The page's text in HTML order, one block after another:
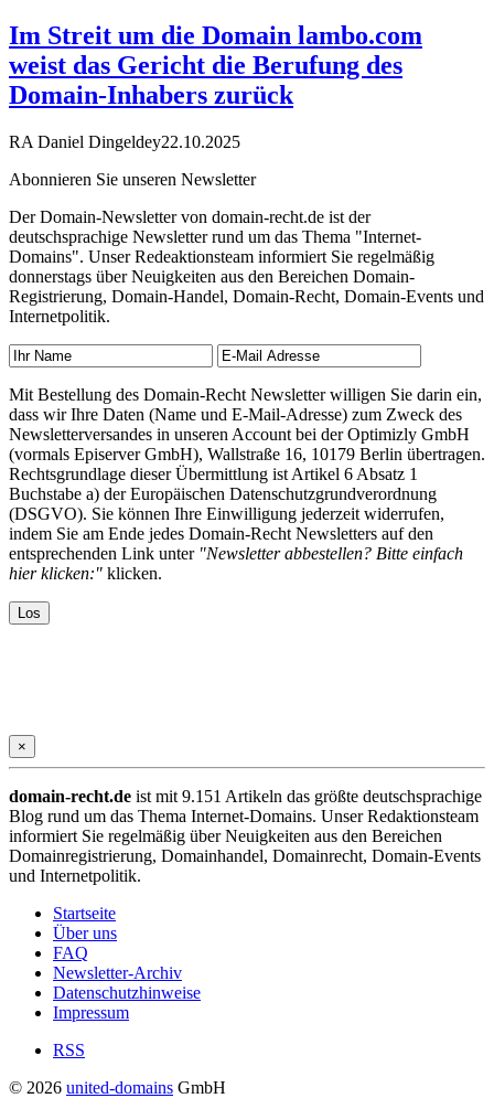
Im Streit um die Domain lambo.com
weist das Gericht die Berufung des
Domain-Inhabers zurück
RA Daniel Dingeldey22.10.2025
Abonnieren Sie unseren Newsletter
Der Domain-Newsletter von domain-recht.de ist der
deutschsprachige Newsletter rund um das Thema "Internet-
Domains". Unser Redeaktionsteam informiert Sie regelmäßig
donnerstags über Neuigkeiten aus den Bereichen Domain-
Registrierung, Domain-Handel, Domain-Recht, Domain-Events und
Internetpolitik.
Mit Bestellung des Domain-Recht Newsletter willigen Sie darin ein,
dass wir Ihre Daten (Name und E-Mail-Adresse) zum Zweck des
Newsletterversandes in unseren Account bei der Optimizly GmbH
(vormals Episerver GmbH), Wallstraße 16, 10179 Berlin übertragen.
Rechtsgrundlage dieser Übermittlung ist Artikel 6 Absatz 1
Buchstabe a) der Europäischen Datenschutzgrundverordnung
(DSGVO). Sie können Ihre Einwilligung jederzeit widerrufen,
indem Sie am Ende jedes Domain-Recht Newsletters auf den
entsprechenden Link unter "Newsletter abbestellen? Bitte einfach
hier klicken:" klicken.
×
domain-recht.de ist mit 9.151 Artikeln das größte deutschsprachige
Blog rund um das Thema Internet-Domains. Unser Redaktionsteam
informiert Sie regelmäßig über Neuigkeiten aus den Bereichen
Domainregistrierung, Domainhandel, Domainrecht, Domain-Events
und Internetpolitik.
Startseite
Über uns
FAQ
Newsletter-Archiv
Datenschutzhinweise
Impressum
RSS
© 2026 united-domains GmbH